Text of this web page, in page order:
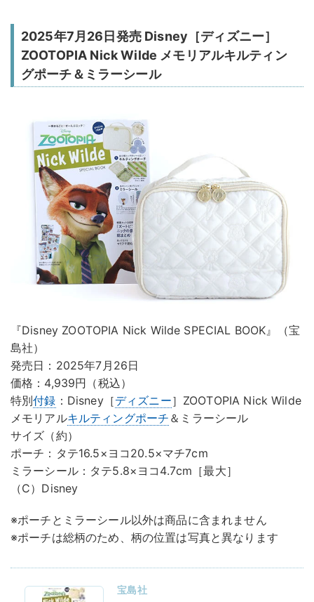
2025年7月26日発売 Disney［ディズニー］
ZOOTOPIA Nick Wilde メモリアルキルティン
グポーチ＆ミラーシール
『Disney ZOOTOPIA Nick Wilde SPECIAL BOOK』（宝
島社）
発売日：2025年7月26日
価格：4,939円（税込）
特別付録 ：Disney［ディズニー］ZOOTOPIA Nick Wilde
メモリアルキルティングポーチ ＆ミラーシール
サイズ（約）
ポーチ：タテ16.5×ヨコ20.5×マチ7cm
ミラーシール：タテ5.8×ヨコ4.7cm［最大］
（C）Disney
※ポーチとミラーシール以外は商品に含まれません
※ポーチは総柄のため、柄の位置は写真と異なります
宝島社